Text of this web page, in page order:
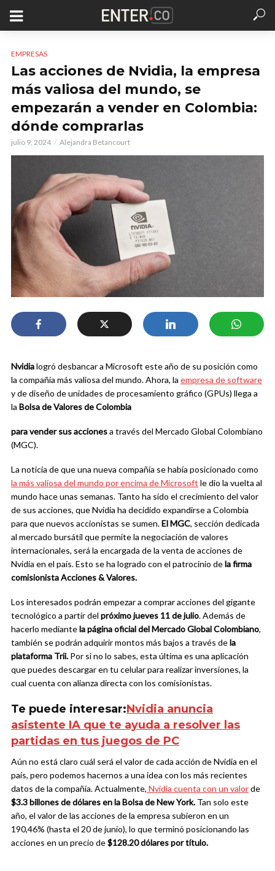
EMPRESAS
Las acciones de Nvidia, la empresa
más valiosa del mundo, se
empezarán a vender en Colombia:
dónde comprarlas
julio 9, 2024 Alejandra Betancourt
Nvidialogró desbancar a Microsoft este año de su posición como
la compañía más valiosa del mundo. Ahora, la empresa de software
y de diseño de unidades de procesamiento gráfico (GPUs) llega a
la Bolsa de Valores de Colombia
para vender sus accionesa través del Mercado Global Colombiano
(MGC).
La noticia de que una nueva compañía se había posicionado como
la más valiosa del mundo por encima de Microsoft le dio la vuelta al
mundo hace unas semanas. Tanto ha sido el crecimiento del valor
de sus acciones, que Nvidia ha decidido expandirse a Colombia
para que nuevos accionistas se sumen.El MGC, sección dedicada
al mercado bursátil que permite la negociación de valores
internacionales, será la encargada de la venta de acciones de
Nvidia en el país. Esto se ha logrado con el patrocinio dela firma
comisionista Acciones & Valores.
Los interesados podrán empezar a comprar acciones del gigante
tecnológico a partir del próximo jueves 11 de julio. Además de
hacerlo mediantela página oficial del Mercado Global Colombiano,
también se podrán adquirir montos más bajos a través dela
plataforma Trii. Por si no lo sabes, esta última es una aplicación
que puedes descargar en tu celular para realizar inversiones, la
cual cuenta con alianza directa con los comisionistas.
Te puede interesar:Nvidia anuncia
asistente IA que te ayuda a resolver las
partidas en tus juegos de PC
Aún no está claro cuál será el valor de cada acción de Nvidia en el
país, pero podemos hacernos a una idea con los más recientes
datos de la compañía. Actualmente, Nvidia cuenta con un valorde
$3.3 billones de dólares en la Bolsa de New York. Tan solo este
año, el valor de las acciones de la empresa subieron en un
190,46% (hasta el 20 de junio), lo que terminó posicionando las
acciones en un precio de$128.20 dólares por título.